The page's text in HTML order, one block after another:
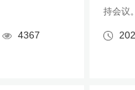
4367
持会议